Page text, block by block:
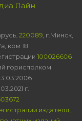
Лайн
220089 , г.Минск,
ком 18
100026606
горисполком
г.
издателя,